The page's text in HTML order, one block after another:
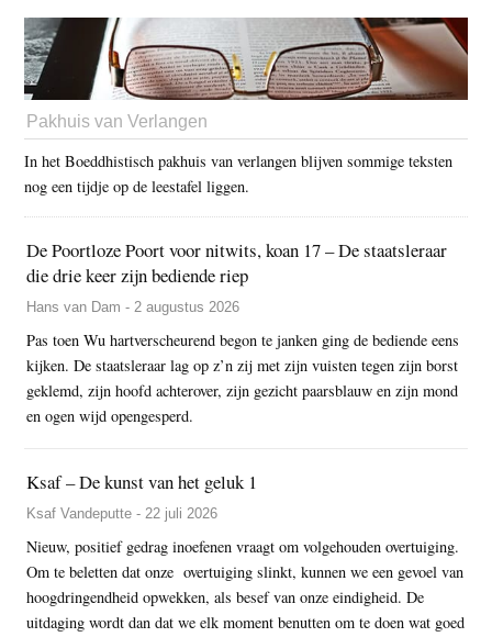
Pakhuis van Verlangen
In het Boeddhistisch pakhuis van verlangen blijven sommige teksten
nog een tijdje op de leestafel liggen.
De Poortloze Poort voor nitwits, koan 17 – De staatsleraar
die drie keer zijn bediende riep
Hans van Dam - 2 augustus 2026
Pas toen Wu hartverscheurend begon te janken ging de bediende eens
kijken. De staatsleraar lag op z’n zij met zijn vuisten tegen zijn borst
geklemd, zijn hoofd achterover, zijn gezicht paarsblauw en zijn mond
en ogen wijd opengesperd.
Ksaf – De kunst van het geluk 1
Ksaf Vandeputte - 22 juli 2026
Nieuw, positief gedrag inoefenen vraagt om volgehouden overtuiging.
Om te beletten dat onze overtuiging slinkt, kunnen we een gevoel van
hoogdringendheid opwekken, als besef van onze eindigheid. De
uitdaging wordt dan dat we elk moment benutten om te doen wat goed